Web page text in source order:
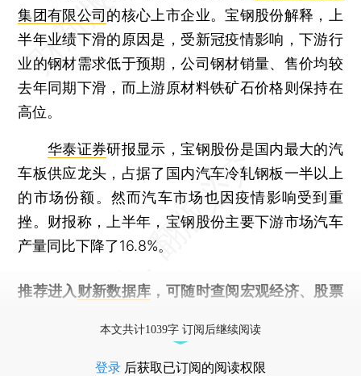
集团有限公司 的核心上市企业。宝钢股份解释，上
半年业绩下滑的原因是，受新冠疫情影响，下游行
业的钢材需求低于预期，公司钢材销量、售价均较
去年同期下滑，而上游原材料铁矿石价格则保持在
高位。
华泰证券研报显示，宝钢股份是国内最大的汽
车板供应龙头，占据了国内汽车冷轧钢板一半以上
的市场份额。然而汽车市场也因疫情影响受到重
挫。财报称，上半年，宝钢股份主要下游市场汽车
产量同比下降了16.8%。
推荐进入 财新数据库 ，可随时查阅宏观经济、股票
本文共计1039字 订阅后继续阅读
登录 后获取已订阅的阅读权限